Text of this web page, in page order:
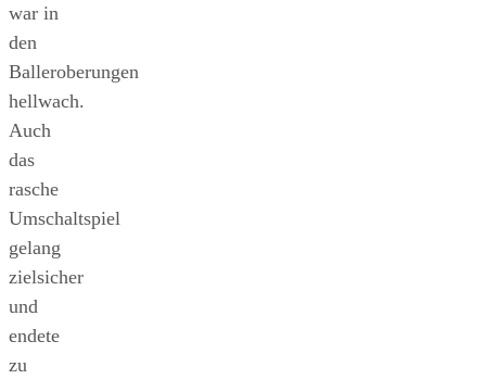
war in
den
Balleroberungen
hellwach.
Auch
das
rasche
Umschaltspiel
gelang
zielsicher
und
endete
zu